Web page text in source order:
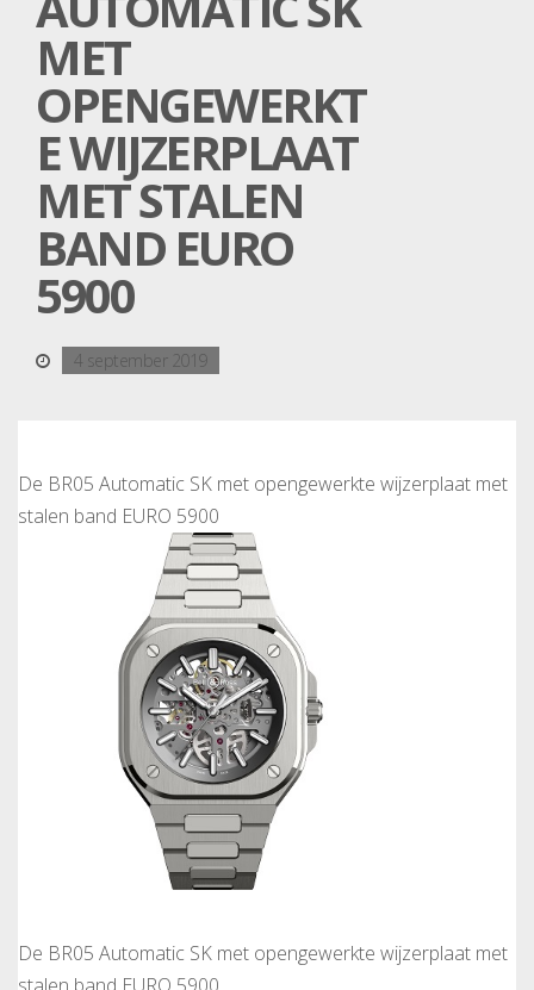
MET
OPENGEWERKT
E WIJZERPLAAT
MET STALEN
BAND EURO
5900
4 september 2019
De BR05 Automatic SK met opengewerkte wijzerplaat met
stalen band EURO 5900
De BR05 Automatic SK met opengewerkte wijzerplaat met